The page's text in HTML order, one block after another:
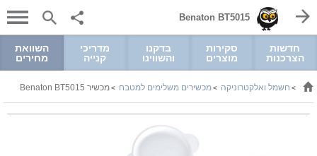
Benaton BT5015
חדשות
הצרכנות
סקירות
מוצרים
בדקנו
והשווינו
מדריכי
קנייה
השוואת
מחירים
> חשמל ואלקטרוניקה >מכשירים משלימים למטבח >מכשיר Benaton BT5015